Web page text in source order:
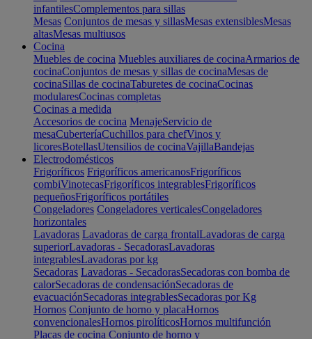
infantilesComplementos para sillas
Mesas Conjuntos de mesas y sillasMesas extensiblesMesas
altasMesas multiusos
Cocina
Muebles de cocina Muebles auxiliares de cocinaArmarios de
cocinaConjuntos de mesas y sillas de cocinaMesas de
cocinaSillas de cocinaTaburetes de cocinaCocinas
modularesCocinas completas
Cocinas a medida
Accesorios de cocina MenajeServicio de
mesaCuberteríaCuchillos para chefVinos y
licoresBotellasUtensilios de cocinaVajillaBandejas
Electrodomésticos
Frigoríficos Frigoríficos americanosFrigoríficos
combiVinotecasFrigoríficos integrablesFrigoríficos
pequeñosFrigoríficos portátiles
Congeladores Congeladores verticalesCongeladores
horizontales
Lavadoras Lavadoras de carga frontalLavadoras de carga
superiorLavadoras - SecadorasLavadoras
integrablesLavadoras por kg
Secadoras Lavadoras - SecadorasSecadoras con bomba de
calorSecadoras de condensaciónSecadoras de
evacuaciónSecadoras integrablesSecadoras por Kg
Hornos Conjunto de horno y placaHornos
convencionalesHornos pirolíticosHornos multifunción
Placas de cocina Conjunto de horno y